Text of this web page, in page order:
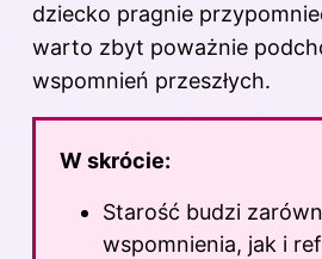
dziecko pragnie
warto zbyt poważnie
wspomnień przeszłych.
W skrócie:
Starość budzi
wspomnienia, jak i